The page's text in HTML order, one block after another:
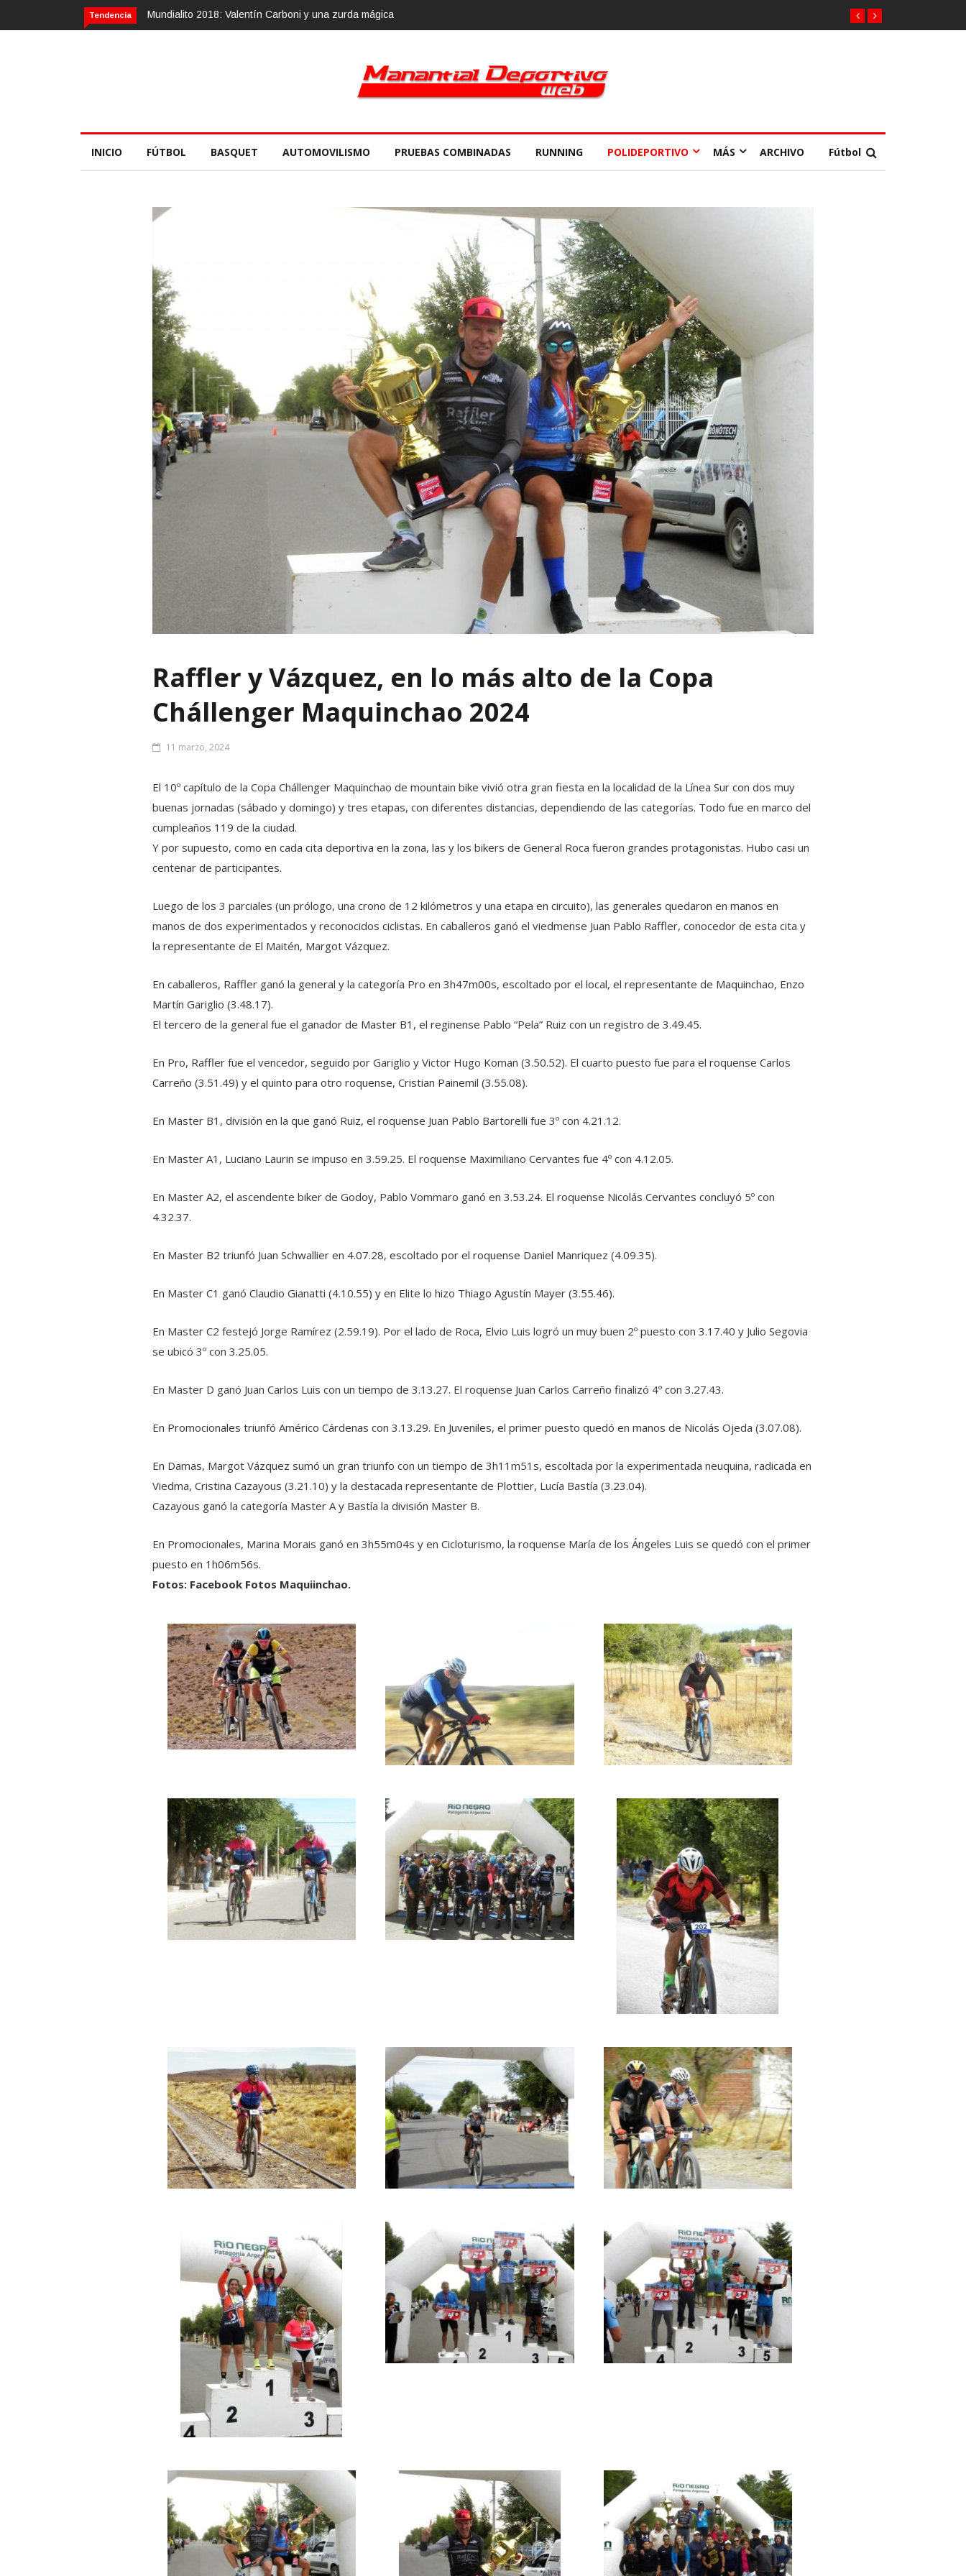
Tendencia Calvario Race 2018, 10 de noviembre
INICIO FÚTBOL BASQUET AUTOMOVILISMO PRUEBAS COMBINADAS RUNNING POLIDEPORTIVO MÁS ARCHIVO Fútbol
Raffler y Vázquez, en lo más alto de la Copa
Chállenger Maquinchao 2024
11 marzo, 2024
El 10º capítulo de la Copa Chállenger Maquinchao de mountain bike vivió otra gran fiesta en la localidad de la Línea Sur con dos muy
buenas jornadas (sábado y domingo) y tres etapas, con diferentes distancias, dependiendo de las categorías. Todo fue en marco del
cumpleaños 119 de la ciudad.
Y por supuesto, como en cada cita deportiva en la zona, las y los bikers de General Roca fueron grandes protagonistas. Hubo casi un
centenar de participantes.
Luego de los 3 parciales (un prólogo, una crono de 12 kilómetros y una etapa en circuito), las generales quedaron en manos en
manos de dos experimentados y reconocidos ciclistas. En caballeros ganó el viedmense Juan Pablo Raffler, conocedor de esta cita y
la representante de El Maitén, Margot Vázquez.
En caballeros, Raffler ganó la general y la categoría Pro en 3h47m00s, escoltado por el local, el representante de Maquinchao, Enzo
Martín Gariglio (3.48.17).
El tercero de la general fue el ganador de Master B1, el reginense Pablo “Pela” Ruiz con un registro de 3.49.45.
En Pro, Raffler fue el vencedor, seguido por Gariglio y Victor Hugo Koman (3.50.52). El cuarto puesto fue para el roquense Carlos
Carreño (3.51.49) y el quinto para otro roquense, Cristian Painemil (3.55.08).
En Master B1, división en la que ganó Ruiz, el roquense Juan Pablo Bartorelli fue 3º con 4.21.12.
En Master A1, Luciano Laurin se impuso en 3.59.25. El roquense Maximiliano Cervantes fue 4º con 4.12.05.
En Master A2, el ascendente biker de Godoy, Pablo Vommaro ganó en 3.53.24. El roquense Nicolás Cervantes concluyó 5º con
4.32.37.
En Master B2 triunfó Juan Schwallier en 4.07.28, escoltado por el roquense Daniel Manriquez (4.09.35).
En Master C1 ganó Claudio Gianatti (4.10.55) y en Elite lo hizo Thiago Agustín Mayer (3.55.46).
En Master C2 festejó Jorge Ramírez (2.59.19). Por el lado de Roca, Elvio Luis logró un muy buen 2º puesto con 3.17.40 y Julio Segovia
se ubicó 3º con 3.25.05.
En Master D ganó Juan Carlos Luis con un tiempo de 3.13.27. El roquense Juan Carlos Carreño finalizó 4º con 3.27.43.
En Promocionales triunfó Américo Cárdenas con 3.13.29. En Juveniles, el primer puesto quedó en manos de Nicolás Ojeda (3.07.08).
En Damas, Margot Vázquez sumó un gran triunfo con un tiempo de 3h11m51s, escoltada por la experimentada neuquina, radicada en
Viedma, Cristina Cazayous (3.21.10) y la destacada representante de Plottier, Lucía Bastía (3.23.04).
Cazayous ganó la categoría Master A y Bastía la división Master B.
En Promocionales, Marina Morais ganó en 3h55m04s y en Cicloturismo, la roquense María de los Ángeles Luis se quedó con el primer
puesto en 1h06m56s.
Fotos: Facebook Fotos Maquiinchao.